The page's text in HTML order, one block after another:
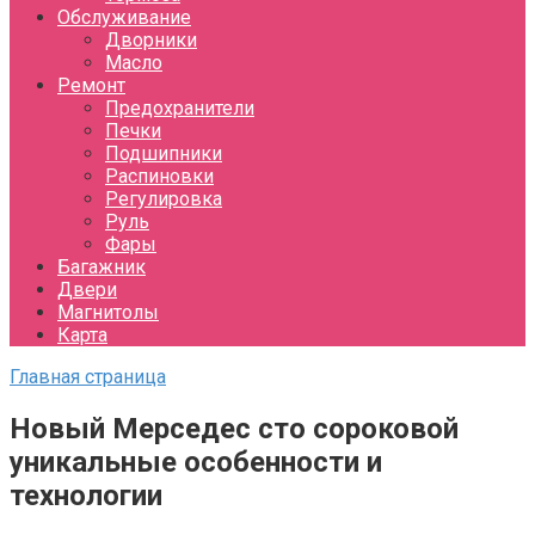
Обслуживание
Дворники
Масло
Ремонт
Предохранители
Печки
Подшипники
Распиновки
Регулировка
Руль
Фары
Багажник
Двери
Магнитолы
Карта
Главная страница
Новый Мерседес сто сороковой
уникальные особенности и
технологии